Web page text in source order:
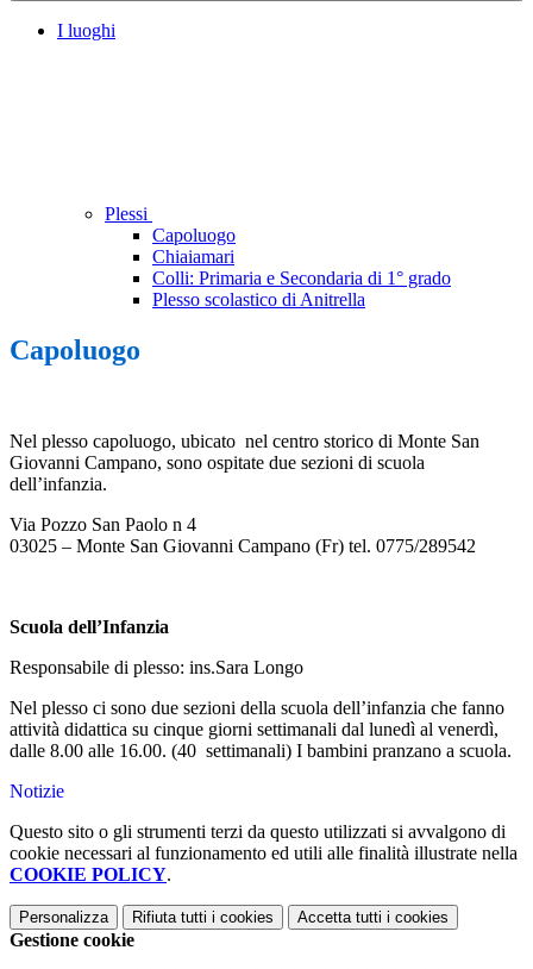
I luoghi
Plessi
Capoluogo
Chiaiamari
Colli: Primaria e Secondaria di 1° grado
Plesso scolastico di Anitrella
Capoluogo
Nel plesso capoluogo, ubicato nel centro storico di Monte San
Giovanni Campano, sono ospitate due sezioni di scuola
dell’infanzia.
Via Pozzo San Paolo n 4
03025 – Monte San Giovanni Campano (Fr) tel. 0775/289542
Scuola dell’Infanzia
Responsabile di plesso: ins.Sara Longo
Nel plesso ci sono due sezioni della scuola dell’infanzia che fanno
attività didattica su cinque giorni settimanali dal lunedì al venerdì,
dalle 8.00 alle 16.00. (40 settimanali) I bambini pranzano a scuola.
Notizie
Questo sito o gli strumenti terzi da questo utilizzati si avvalgono di
cookie necessari al funzionamento ed utili alle finalità illustrate nella
COOKIE POLICY.
Personalizza Rifiuta tutti i cookies Accetta tutti i cookies
Gestione cookie